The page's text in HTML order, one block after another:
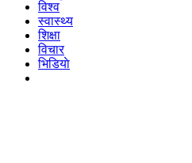
विश्व
स्वास्थ्य
शिक्षा
विचार
भिडियाे